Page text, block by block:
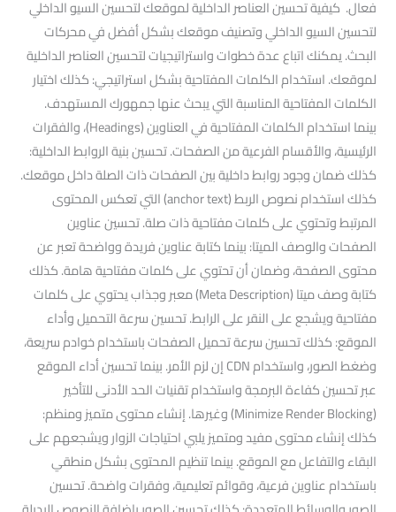
فعال. كيفية تحسين العناصر الداخلية لموقعك لتحسين السيو الداخلي
لتحسين السيو الداخلي وتصنيف موقعك بشكل أفضل في محركات
البحث. يمكنك اتباع عدة خطوات واستراتيجيات لتحسين العناصر الداخلية
لموقعك. استخدام الكلمات المفتاحية بشكل استراتيجي: كذلك اختيار
الكلمات المفتاحية المناسبة التي يبحث عنها جمهورك المستهدف.
بينما استخدام الكلمات المفتاحية في العناوين (Headings)، والفقرات
الرئيسية، والأقسام الفرعية من الصفحات. تحسين بنية الروابط الداخلية:
كذلك ضمان وجود روابط داخلية بين الصفحات ذات الصلة داخل موقعك.
كذلك استخدام نصوص الربط (anchor text) التي تعكس المحتوى
المرتبط وتحتوي على كلمات مفتاحية ذات صلة. تحسين عناوين
الصفحات والوصف الميتا: بينما كتابة عناوين فريدة وواضحة تعبر عن
محتوى الصفحة، وضمان أن تحتوي على كلمات مفتاحية هامة. كذلك
كتابة وصف ميتا (Meta Description) معبر وجذاب يحتوي على كلمات
مفتاحية ويشجع على النقر على الرابط. تحسين سرعة التحميل وأداء
الموقع: كذلك تحسين سرعة تحميل الصفحات باستخدام خوادم سريعة،
وضغط الصور، واستخدام CDN إن لزم الأمر. بينما تحسين أداء الموقع
عبر تحسين كفاءة البرمجة واستخدام تقنيات الحد الأدنى للتأخير
(Minimize Render Blocking) وغيرها. إنشاء محتوى متميز ومنظم:
كذلك إنشاء محتوى مفيد ومتميز يلبي احتياجات الزوار ويشجعهم على
البقاء والتفاعل مع الموقع. بينما تنظيم المحتوى بشكل منطقي
باستخدام عناوين فرعية، وقوائم تعليمية، وفقرات واضحة. تحسين